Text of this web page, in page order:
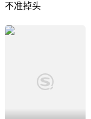
不准掉头